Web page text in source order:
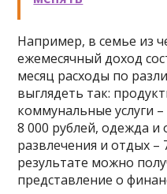
Например, в семье из
ежемесячный доход
месяц расходы по
выглядеть так:
коммунальные услуги
8 000 рублей, одежда и
развлечения и отдых –
результате можно
представление о